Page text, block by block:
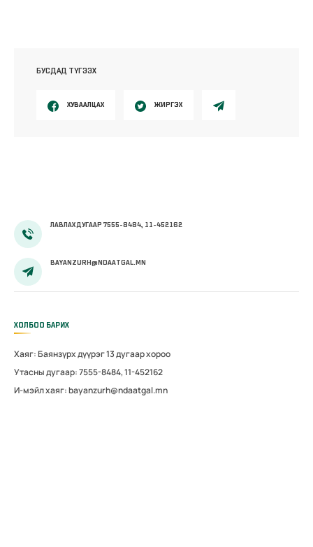
БУСДАД ТҮГЭЭХ
ХУВААЛЦАХ ЖИРГЭХ
ЛАВЛАХ ДУГААР 7555-8484, 11-452162
BAYANZURH@NDAATGAL.MN
ХОЛБОО БАРИХ
Хаяг: Баянзүрх дүүрэг 13 дугаар хороо
Утасны дугаар: 7555-8484, 11-452162
И-мэйл хаяг: bayanzurh@ndaatgal.mn